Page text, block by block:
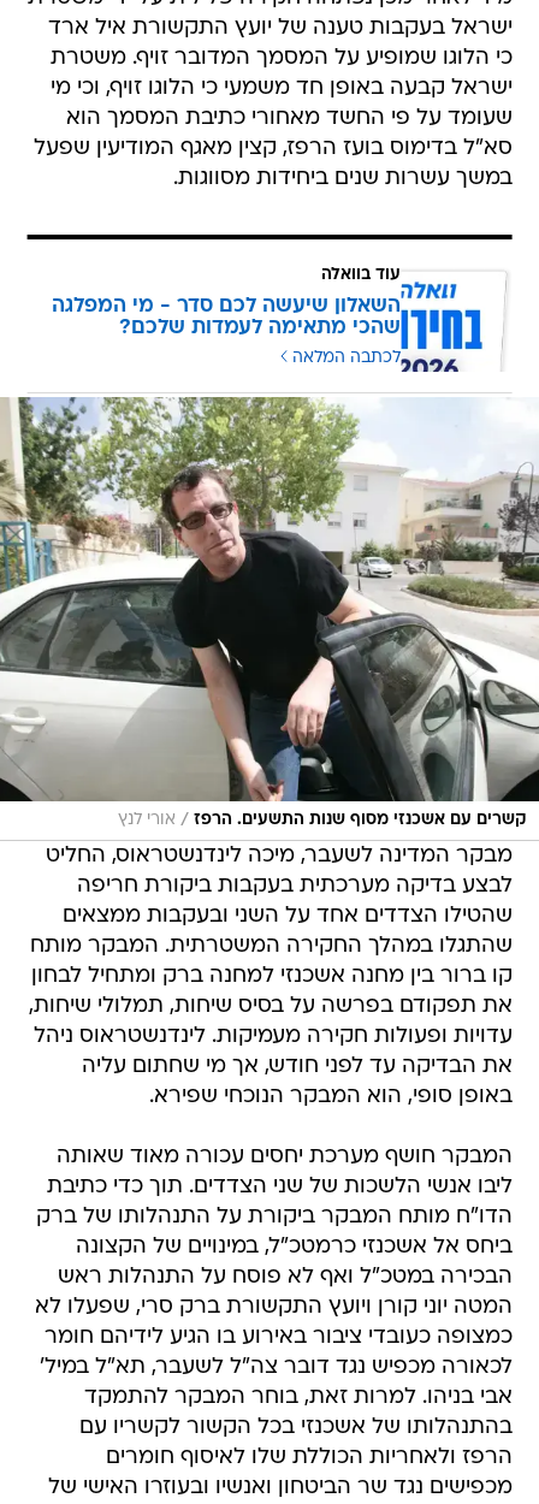
ישראל בעקבות טענה של יועץ התקשורת איל ארד
כי הלוגו שמופיע על המסמך המדובר זויף. משטרת
ישראל קבעה באופן חד משמעי כי הלוגו זויף, וכי מי
שעומד על פי החשד מאחורי כתיבת המסמך הוא
סא"ל בדימוס בועז הרפז, קצין מאגף המודיעין שפעל
במשך עשרות שנים ביחידות מסווגות.
עוד בוואלה
השאלון שיעשה לכם סדר - מי המפלגה
שהכי מתאימה לעמדות שלכם?
לכתבה המלאה
קשרים עם אשכנזי מסוף שנות התשעים. הרפז / אורי לנץ
מבקר המדינה לשעבר, מיכה לינדנשטראוס, החליט
לבצע בדיקה מערכתית בעקבות ביקורת חריפה
שהטילו הצדדים אחד על השני ובעקבות ממצאים
שהתגלו במהלך החקירה המשטרתית. המבקר מותח
קו ברור בין מחנה אשכנזי למחנה ברק ומתחיל לבחון
את תפקודם בפרשה על בסיס שיחות, תמלולי שיחות,
עדויות ופעולות חקירה מעמיקות. לינדנשטראוס ניהל
את הבדיקה עד לפני חודש, אך מי שחתום עליה
באופן סופי, הוא המבקר הנוכחי שפירא.
המבקר חושף מערכת יחסים עכורה מאוד שאותה
ליבו אנשי הלשכות של שני הצדדים. תוך כדי כתיבת
הדו"ח מותח המבקר ביקורת על התנהלותו של ברק
ביחס אל אשכנזי כרמטכ"ל, במינויים של הקצונה
הבכירה במטכ"ל ואף לא פוסח על התנהלות ראש
המטה יוני קורן ויועץ התקשורת ברק סרי, שפעלו לא
כמצופה כעובדי ציבור באירוע בו הגיע לידיהם חומר
לכאורה מכפיש נגד דובר צה"ל לשעבר, תא"ל במיל'
אבי בניהו. למרות זאת, בוחר המבקר להתמקד
בהתנהלותו של אשכנזי בכל הקשור לקשריו עם
הרפז ולאחריות הכוללת שלו לאיסוף חומרים
מכפישים נגד שר הביטחון ואנשיו ובעוזרו האישי של